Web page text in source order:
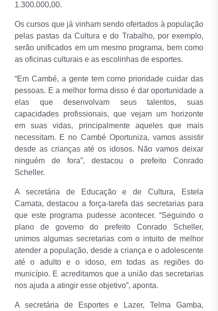
1.300.000,00.
Os cursos que já vinham sendo ofertados à população
pelas pastas da Cultura e do Trabalho, por exemplo,
serão unificados em um mesmo programa, bem como
as oficinas culturais e as escolinhas de esportes.
“Em Cambé, a gente tem como prioridade cuidar das
pessoas. E a melhor forma disso é dar oportunidade a
elas que desenvolvam seus talentos, suas
capacidades profissionais, que vejam um horizonte
em suas vidas, principalmente aqueles que mais
necessitam. E no Cambé Oportuniza, vamos assistir
desde as crianças até os idosos. Não vamos deixar
ninguém de fora”, destacou o prefeito Conrado
Scheller.
A secretária de Educação e de Cultura, Estela
Camata, destacou a força-tarefa das secretarias para
que este programa pudesse acontecer. “Seguindo o
plano de governo do prefeito Conrado Scheller,
unimos algumas secretarias com o intuito de melhor
atender a população, desde a criança e o adolescente
até o adulto e o idoso, em todas as regiões do
município. E acreditamos que a união das secretarias
nos ajuda a atingir esse objetivo”, aponta.
A secretária de Esportes e Lazer, Telma Gamba,